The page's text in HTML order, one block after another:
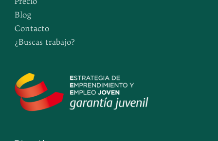
Blog
Contacto
¿Buscas trabajo?